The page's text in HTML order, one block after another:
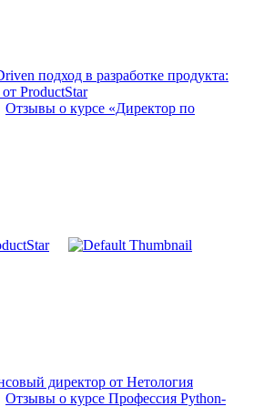
подход в разработке продукта:
ProductStar
Отзывы о курсе «Директор по
директор от Нетология
Отзывы о курсе Профессия Python-